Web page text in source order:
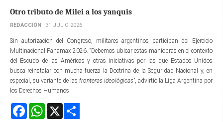
Otro tributo de Milei a los yanquis
REDACCIÓN 31 JULIO 2026
Sin autorización del Congreso, militares argentinos participan del Ejercicio
Multinacional Panamax 2026. “Debemos ubicar estas maniobras en el contexto
del Escudo de las Américas y otras iniciativas por las que Estados Unidos
busca reinstalar con mucha fuerza la Doctrina de la Seguridad Nacional y, en
especial, su variante de las fronteras ideológicas”, advirtió la Liga Argentina por
los Derechos Humanos.
FacebookWhatsApp